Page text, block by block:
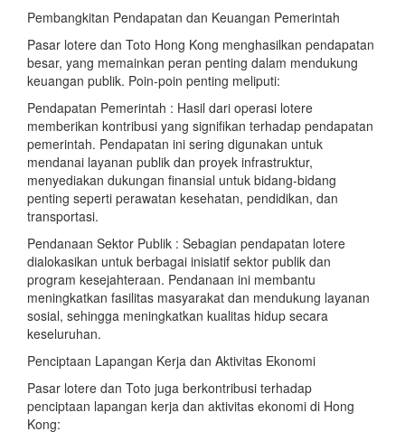
Pembangkitan Pendapatan dan Keuangan Pemerintah
Pasar lotere dan Toto Hong Kong menghasilkan pendapatan
besar, yang memainkan peran penting dalam mendukung
keuangan publik. Poin-poin penting meliputi:
Pendapatan Pemerintah : Hasil dari operasi lotere
memberikan kontribusi yang signifikan terhadap pendapatan
pemerintah. Pendapatan ini sering digunakan untuk
mendanai layanan publik dan proyek infrastruktur,
menyediakan dukungan finansial untuk bidang-bidang
penting seperti perawatan kesehatan, pendidikan, dan
transportasi.
Pendanaan Sektor Publik : Sebagian pendapatan lotere
dialokasikan untuk berbagai inisiatif sektor publik dan
program kesejahteraan. Pendanaan ini membantu
meningkatkan fasilitas masyarakat dan mendukung layanan
sosial, sehingga meningkatkan kualitas hidup secara
keseluruhan.
Penciptaan Lapangan Kerja dan Aktivitas Ekonomi
Pasar lotere dan Toto juga berkontribusi terhadap
penciptaan lapangan kerja dan aktivitas ekonomi di Hong
Kong: